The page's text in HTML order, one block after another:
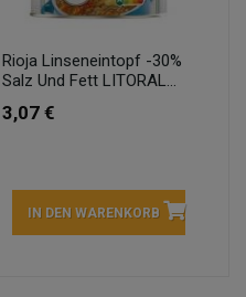
Rioja Linseneintopf -30%
Salz Und Fett LITORAL...
3,07 €
IN DEN WARENKORB